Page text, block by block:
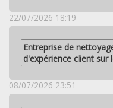
22/07/2026 18:19
Entreprise de
d'expérience client sur
08/07/2026 23:51